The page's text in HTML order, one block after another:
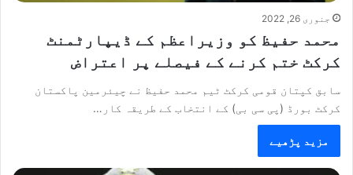
جنوری 26, 2022
محمد حفیظ کو وزیراعظم کے ڈیپارٹمنٹ
کرکٹ ختم کرنے کے فیصلے پر اعتراض
سابق کپتان قومی کرکٹ ٹیم محمد حفیظ نے چیئرمین پاکستان
کرکٹ بورڈ (پی سی بی) کے انتخاب کے طریقہ کار…
مزید پڑھیے